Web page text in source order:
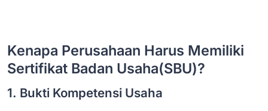
Kenapa Perusahaan Harus Memiliki
Sertifikat Badan Usaha(SBU)?
1. Bukti Kompetensi Usaha